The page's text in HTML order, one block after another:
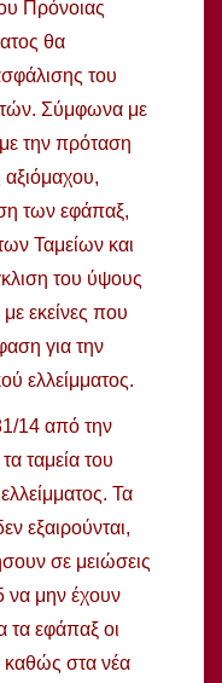
Πρόνοιας
θα
του
Σύμφωνα με
την πρόταση
αξιόμαχου,
των εφάπαξ,
Ταμείων και
του ύψους
εκείνες που
για την
ελλείμματος.
14 από την
ταμεία του
Τα
εξαιρούνται,
σε μειώσεις
να μην έχουν
τα εφάπαξ οι
καθώς στα νέα